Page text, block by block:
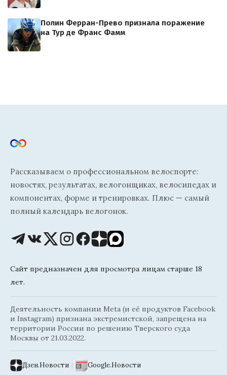
Полин Ферран-Прево признала поражение
на Тур де Франс Фамм
Рассказываем о профессиональном велоспорте:
новостях, результатах, велогонщиках, велосипедах и
компонентах, форме и тренировках. Плюс — самый
полный календарь велогонок.
Сайт предназначен для просмотра лицам старше 18
лет.
Деятельность компании Meta (и её продуктов Facebook
и Instagram) признана экстремистской, запрещена на
территории России по решению Тверского суда
Москвы от 21.03.2022.
Дзен.Новости | Google.Новости